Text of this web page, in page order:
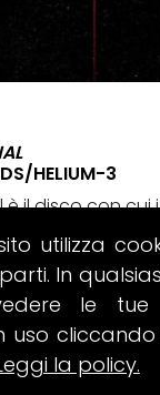
HELIUM-3
è il disco con cui
ma lo fanno
utilizza
In
le tue
uso
la policy.